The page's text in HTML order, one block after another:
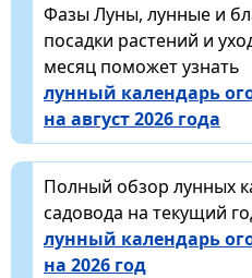
Фазы Луны, лунные и
посадки растений и
месяц поможет узнать
лунный календарь
на август 2026 года
Полный обзор лунных
садовода на текущий
лунный календарь
на 2026 год